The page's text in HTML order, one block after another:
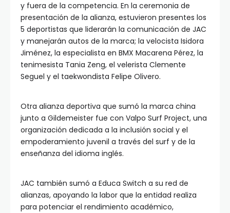
y fuera de la competencia. En la ceremonia de
presentación de la alianza, estuvieron presentes los
5 deportistas que liderarán la comunicación de JAC
y manejarán autos de la marca; la velocista Isidora
Jiménez, la especialista en BMX Macarena Pérez, la
tenimesista Tania Zeng, el velerista Clemente
Seguel y el taekwondista Felipe Olivero.
Otra alianza deportiva que sumó la marca china
junto a Gildemeister fue con Valpo Surf Project, una
organización dedicada a la inclusión social y el
empoderamiento juvenil a través del surf y de la
enseñanza del idioma inglés.
JAC también sumó a Educa Switch a su red de
alianzas, apoyando la labor que la entidad realiza
para potenciar el rendimiento académico,